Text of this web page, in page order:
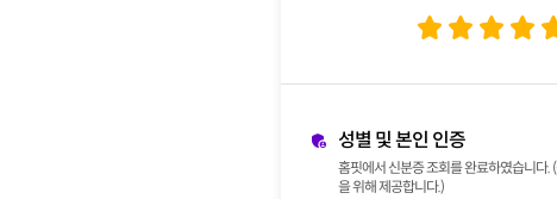
성별 및 본인 인증
홈핏에서 신분증 조회를 완료하였습니다.
을 위해 제공합니다.)